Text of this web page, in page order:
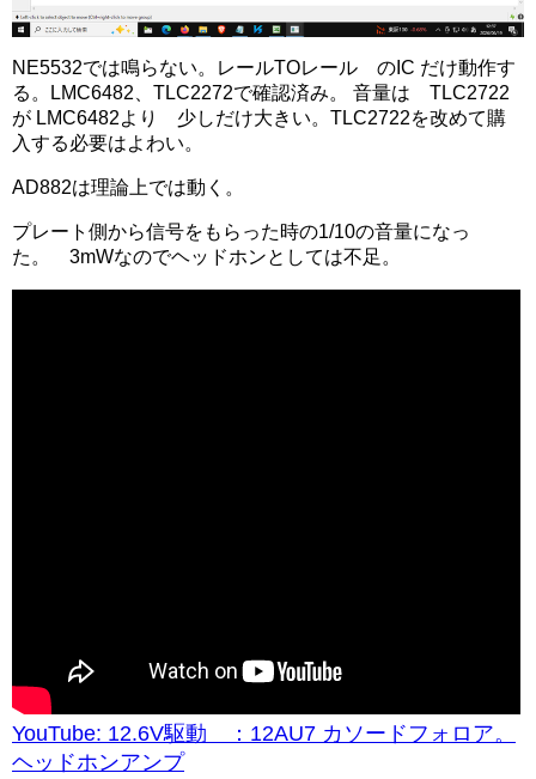
NE5532では鳴らない。レールTOレール のIC だけ動作す
る。LMC6482、TLC2272で確認済み。 音量は TLC2722
が LMC6482より 少しだけ大きい。TLC2722を改めて購
入する必要はよわい。
AD882は理論上では動く。
プレート側から信号をもらった時の1/10の音量になっ
た。 3mWなのでヘッドホンとしては不足。
YouTube: 12.6V駆動 ：12AU7 カソードフォロア。
ヘッドホンアンプ